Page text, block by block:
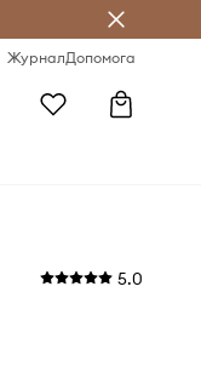
ЖурналДопомога
5.0